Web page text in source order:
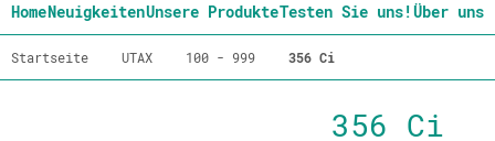
HomeNeuigkeitenUnsere ProdukteTesten Sie uns!Über uns
Startseite UTAX 100 - 999 356 Ci
356 Ci